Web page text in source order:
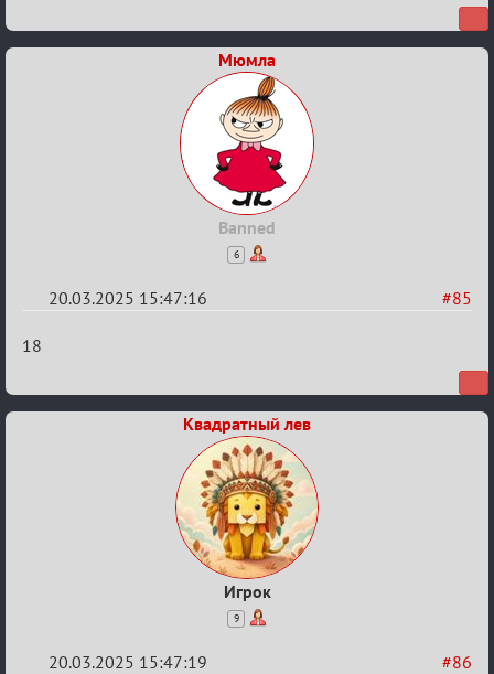
№50
Мюмла
Banned
6
#85
20.03.2025 15:47:16
Re:
№50
18
Квадратный лев
Игрок
9
#86
20.03.2025 15:47:19